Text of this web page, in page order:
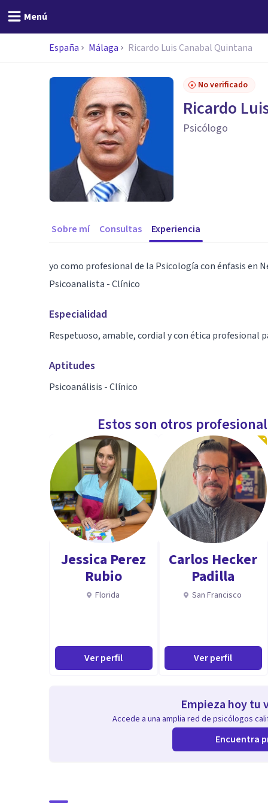
Menú
España Málaga Ricardo Luis Canabal Quintana
No verificado
Ricardo
Psicólogo
Sobre mí Consultas Experiencia
yo como profesional de la Psicología con énfasis en
Psicoanalista - Clínico
Especialidad
Respetuoso, amable, cordial y con ética profesional
Aptitudes
Psicoanálisis - Clínico
Estos son otros
Jessica Perez
Rubio
Florida
Ver perfil
Carlos Hecker
Padilla
San Francisco
Ver perfil
Empieza hoy tu
Accede a una amplia red de psicólogos
Encuentra